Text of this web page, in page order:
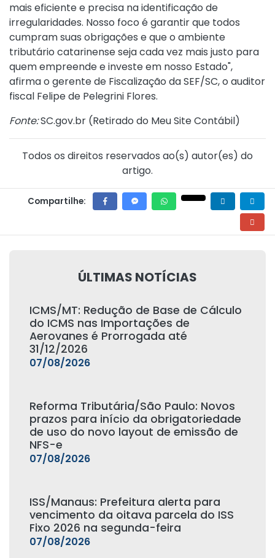
mais eficiente e precisa na identificação de
irregularidades. Nosso foco é garantir que todos
cumpram suas obrigações e que o ambiente
tributário catarinense seja cada vez mais justo para
quem empreende e investe em nosso Estado",
afirma o gerente de Fiscalização da SEF/SC, o auditor
fiscal Felipe de Pelegrini Flores.
Fonte:SC.gov.br (Retirado do Meu Site Contábil)
Todos os direitos reservados ao(s) autor(es) do
artigo.
Compartilhe:
ÚLTIMAS NOTÍCIAS
ICMS/MT: Redução de Base de Cálculo
do ICMS nas Importações de
Aerovanes é Prorrogada até
31/12/2026
07/08/2026
Reforma Tributária/São Paulo: Novos
prazos para início da obrigatoriedade
de uso do novo layout de emissão de
NFS-e
07/08/2026
ISS/Manaus: Prefeitura alerta para
vencimento da oitava parcela do ISS
Fixo 2026 na segunda-feira
07/08/2026